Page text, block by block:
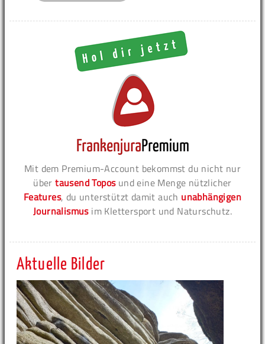
Mit dem Premium-Account bekommst du nicht nur
übertausend Toposund eine Menge nützlicher
Features, du unterstützt damit auch unabhängigen
Journalismusim Klettersport und Naturschutz.
Aktuelle Bilder